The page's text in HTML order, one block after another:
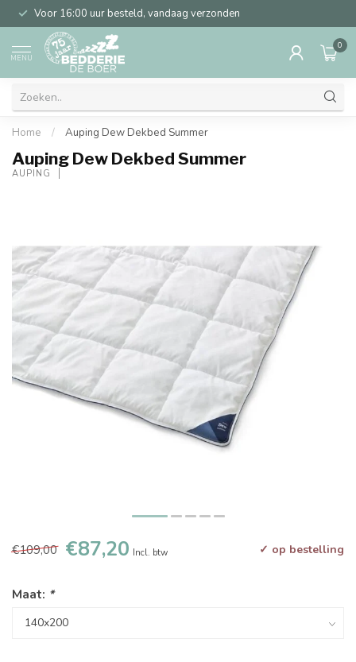
Voor 16:00 uur besteld, vandaag verzonden
MENU
0
Home / Auping Dew Dekbed Summer
Auping Dew Dekbed Summer
AUPING
€109,00 €87,20 Incl. btw ✓ op bestelling
Maat: *